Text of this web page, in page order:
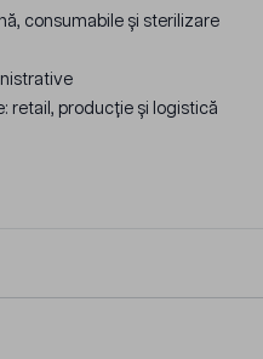
consumabile și sterilizare
retail, producție și logistică